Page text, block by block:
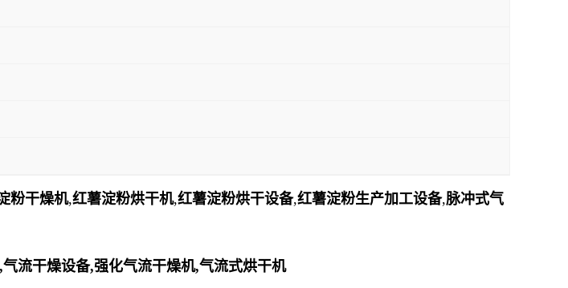
粉干燥机,红薯淀粉烘干机,红薯淀粉烘干设备,红薯淀粉生产加工设备,脉冲式气
流干燥设备,强化气流干燥机,气流式烘干机